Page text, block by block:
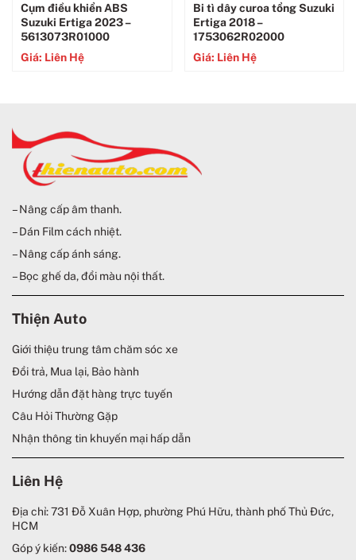
Cụm điều khiển ABS
Suzuki Ertiga 2023 –
5613073R01000
Giá: Liên Hệ
Bi tì dây curoa tổng Suzuki
Ertiga 2018 –
1753062R02000
Giá: Liên Hệ
– Nâng cấp âm thanh.
– Dán Film cách nhiệt.
– Nâng cấp ánh sáng.
– Bọc ghế da, đổi màu nội thất.
Thiện Auto
Giới thiệu trung tâm chăm sóc xe
Đổi trả, Mua lại, Bảo hành
Hướng dẫn đặt hàng trực tuyến
Câu Hỏi Thường Gặp
Nhận thông tin khuyến mại hấp dẫn
Liên Hệ
Địa chỉ: 731 Đỗ Xuân Hợp, phường Phú Hữu, thành phố Thủ Đức,
HCM
Góp ý kiến:0986 548 436